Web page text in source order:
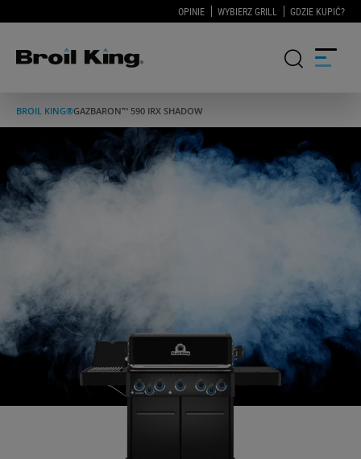
OPINIE WYBIERZ GRILL GDZIE KUPIĆ?
GRILLE
KUCHNIE OGRODOWE
WSPARCIE
O NAS
BROIL KING®GAZBARON™ 590 IRX SHADOW